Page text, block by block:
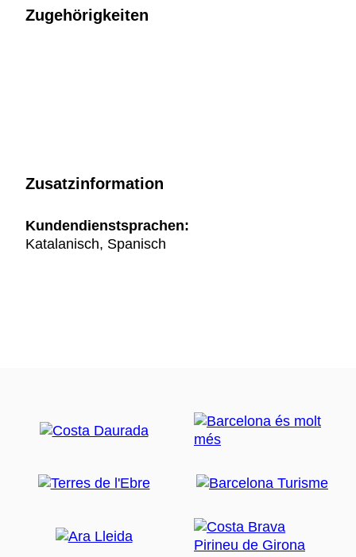
Zugehörigkeiten
Zusatzinformation
Kundendienstsprachen:
Katalanisch, Spanisch